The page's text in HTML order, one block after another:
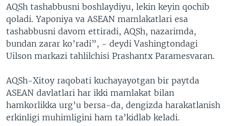
AQSh tashabbusni boshlaydiyu, lekin keyin qochib
qoladi. Yaponiya va ASEAN mamlakatlari esa
tashabbusni davom ettiradi, AQSh, nazarimda,
bundan zarar ko’radi”, - deydi Vashingtondagi
Uilson markazi tahlilchisi Prashantx Paramesvaran.
AQSh-Xitoy raqobati kuchayayotgan bir paytda
ASEAN davlatlari har ikki mamlakat bilan
hamkorlikka urg’u bersa-da, dengizda harakatlanish
erkinligi muhimligini ham ta’kidlab keladi.